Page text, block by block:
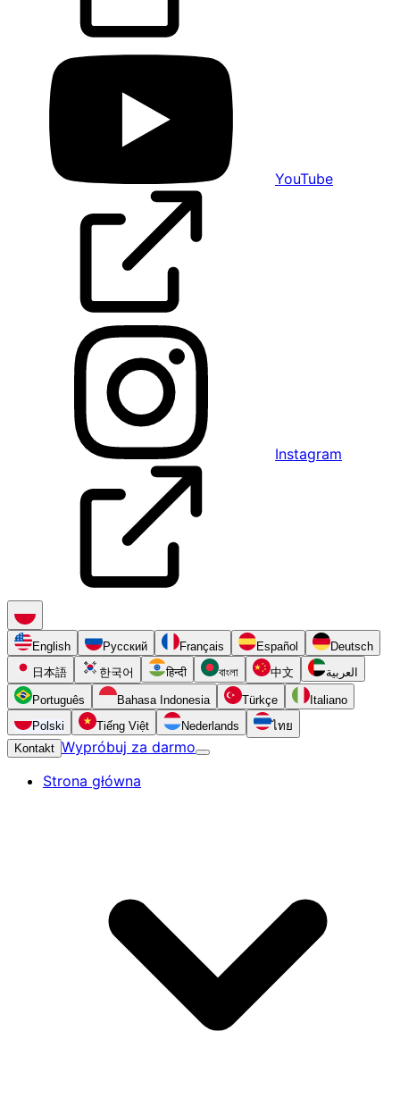
YouTube
Instagram
English Русский Français Español
Deutsch
日本語
한국어 हिन्दी বাংলা 中文 العربية
Português Bahasa Indonesia Türkçe
Italiano
Polski
Tiếng Việt Nederlands
ไทย
Kontakt Wypróbuj za darmo
Strona główna